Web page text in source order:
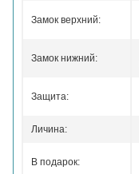
Замок верхний:
Замок нижний:
Защита:
Личина:
В подарок: